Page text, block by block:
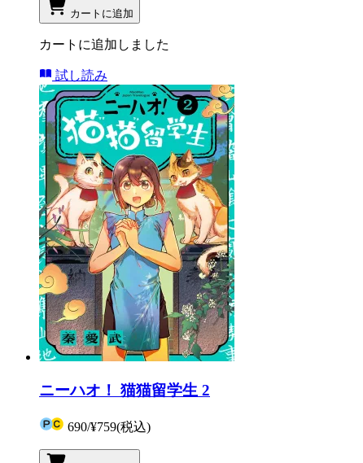
カートに追加
カートに追加しました
試し読み
ニーハオ！ 猫猫留学生 2
690/¥759(税込)